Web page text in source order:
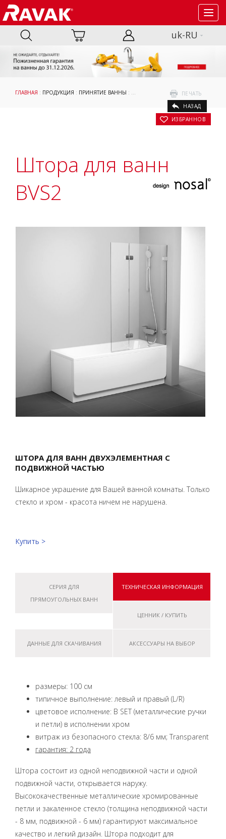
uk-RU
ПЕЧАТЬ
НАЗАД
В ИЗБРАННОЕ
ГЛАВНАЯ : ПРОДУКЦИЯ : ПРИНЯТИЕ ВАННЫ : ШТОРЫ И ДВЕРИ ДЛЯ ВАНН
Штора для ванн
BVS2
ШТОРА ДЛЯ ВАНН ДВУХЭЛЕМЕНТНАЯ С
ПОДВИЖНОЙ ЧАСТЬЮ
Шикарное украшение для Вашей ванной комнаты. Только
стекло и хром - красота ничем не нарушена.
Купить >
СЕРИЯ ДЛЯ
ПРЯМОУГОЛЬНЫХ ВАНН
ТЕХНИЧЕСКАЯ ИНФОРМАЦИЯ
ЦЕННИК / КУПИТЬ
ДАННЫЕ ДЛЯ СКАЧИВАНИЯ АКСЕССУАРЫ НА ВЫБОР
размеры: 100 см
типичное выполнение: левый и правый (L/R)
цветовое исполнение: B SET (металлические ручки
и петли) в исполнении хром
витраж из безопасного стекла: 8/6 мм; Transparent
гарантия: 2 года
Штора состоит из одной неподвижной части и одной
подвижной части, открывается наружу.
Высококачественные металлические хромированные
петли и закаленное стекло (толщина неподвижной части
- 8 мм, подвижной - 6 мм) гарантируют максимальное
качество и легкий дизайн. Штора подходит для